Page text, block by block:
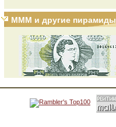
МММ и другие пирамиды